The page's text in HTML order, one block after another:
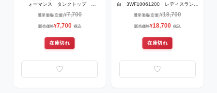
ォーマンス タンクトップ
Black | Eclipse
通常価格(定価)¥7,700
販売価格¥7,700 税込
在庫切れ
白 3WF10061200 レディスランニ
通常価格(定価)¥18,700
販売価格¥18,700 税込
在庫切れ